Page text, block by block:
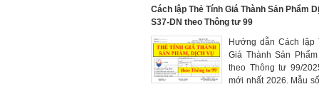
Mẫu số S41a-DN là
của hệ thống sổ kế
bày báo cáo tài chính
theo quy định của
kế toán số 25 "Báo
hợp nhất và kế toán
Cách lập Thẻ Tính Giá Thành Sản Phẩm
S37-DN theo Thông tư 99
Hướng dẫn Cách lập
Giá Thành Sản
theo Thông tư 99/
mới nhất 2026. Mẫu